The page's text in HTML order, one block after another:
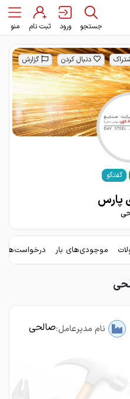
جستجو ورود ثبت نام منو
دنبال کردن گزارش
گفتگو
پارس
موجودی‌های بار
نام مدیرعامل:صالحی